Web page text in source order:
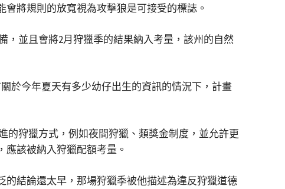
將規則的放寬視為攻擊狼是可接受的標誌。
，並且會將2月狩獵季的結果納入考量，該州的自然
於今年夏天有多少幼仔出生的資訊的情況下，計畫
的狩獵方式，例如夜間狩獵、類獎金制度，並允許更
該被納入狩獵配額考量。
的結論還太早，那場狩獵季被他描述為違反狩獵道德